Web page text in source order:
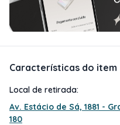
Características do item
Local de retirada:
Av. Estácio de Sá, 1881 -
180